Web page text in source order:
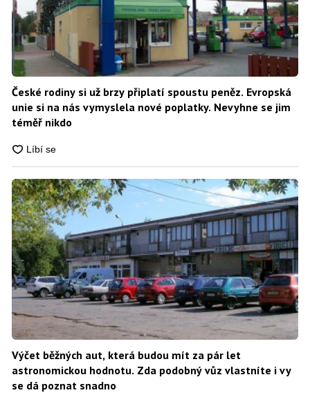
České rodiny si už brzy připlatí spoustu peněz. Evropská
unie si na nás vymyslela nové poplatky. Nevyhne se jim
téměř nikdo
Výčet běžných aut, která budou mít za pár let
astronomickou hodnotu. Zda podobný vůz vlastníte i vy
se dá poznat snadno